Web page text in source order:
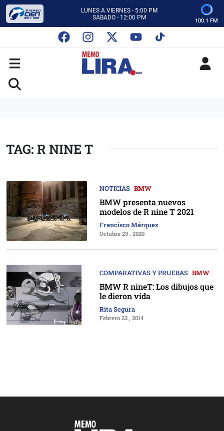
LUNES A VIERNES - 5:00 PM
SABADO - 12:00 PM
CON MEMO LIRA Y SU EQUIPO
LUNES A VIERNES - 5:00 PM
SABADO - 12:00 PM
100.1 FM
TAG: R NINE T
NOTICIAS BMW
BMW presenta nuevos
modelos de R nine T 2021
Francisco Márquez
Octubre 23 , 2020
COMPARATIVAS Y PRUEBAS BMW
BMW R nineT: Los dibujos que
le dieron vida
Rita Segura
Febrero 23 , 2014